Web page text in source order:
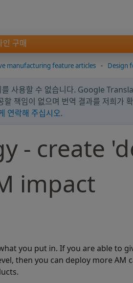
인 구매
manufacturing feature articles - Design
를 사용할 수 없습니다. Google
책임이 없으며 번역 결과를 저희가
연락해 주십시오.
- create
impact
you put in. If you are able to
then you can deploy more AM